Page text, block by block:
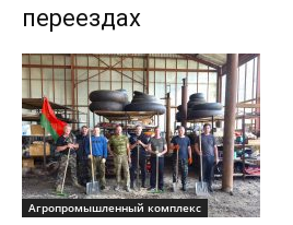
переездах
Агропромышленный комплекс